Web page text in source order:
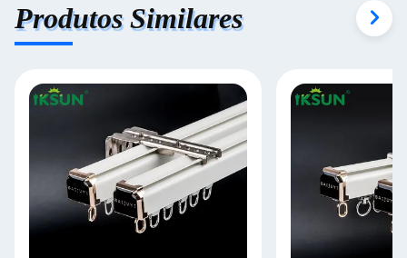
Produtos Similares